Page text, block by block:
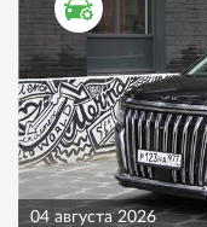
ТЕСТ ДРАЙВ
04 августа 2026